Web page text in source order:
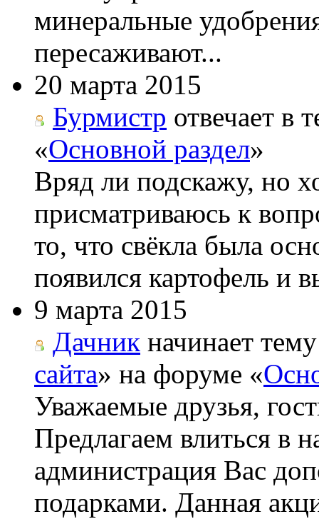
минеральные
пересаживают...
20 марта 2015
Бурмистр отвечает в
«Основной раздел»
Вряд ли подскажу, но
присматриваюсь к
то, что свёкла была
появился картофель и
9 марта 2015
Дачник начинает
сайта» на форуме «
Уважаемые друзья,
Предлагаем влиться в
администрация Вас
подарками. Данная